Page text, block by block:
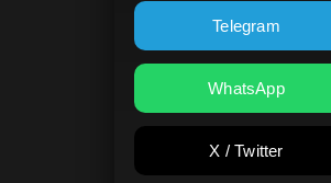
Telegram
WhatsApp
X / Twitter